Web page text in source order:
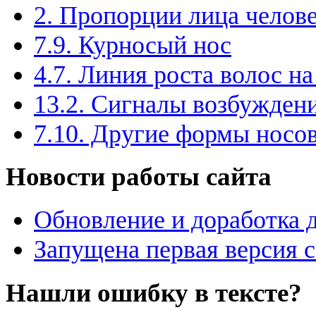
2. Пропорции лица
7.9. Курносый нос
4.7. Линия роста волос
13.2. Сигналы
7.10. Другие формы
Новости работы сайта
Обновление и доработка
Запущена первая версия
Нашли ошибку в тексте?